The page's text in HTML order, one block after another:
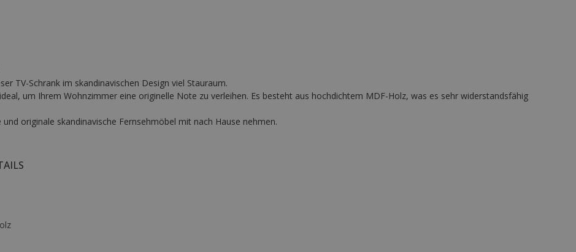
TV-Schrank im skandinavischen Design viel Stauraum.
um Ihrem Wohnzimmer eine originelle Note zu verleihen. Es besteht aus hochdichtem MDF-Holz, was es sehr widerstandsfähig
originale skandinavische Fernsehmöbel mit nach Hause nehmen.